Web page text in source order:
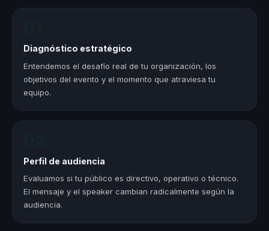
Diagnóstico estratégico
Entendemos el desafío real de tu organización, los
objetivos del evento y el momento que atraviesa tu
equipo.
Perfil de audiencia
Evaluamos si tu público es directivo, operativo o técnico.
El mensaje y el speaker cambian radicalmente según la
audiencia.